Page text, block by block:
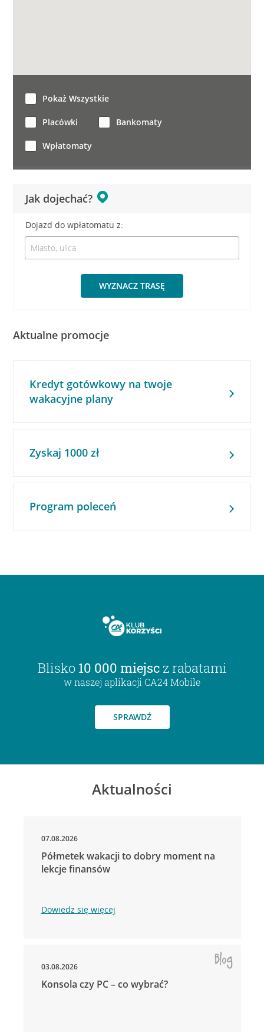
Jak dojechać?
Dojazd do wpłatomatu z:
WYZNACZ TRASĘ
Pokaż Wszystkie
Placówki Bankomaty
Wpłatomaty
Aktualne promocje
Kredyt gotówkowy na twoje
wakacyjne plany
Zyskaj 1000 zł
Program poleceń
Blisko 10 000 miejsc z rabatami
w naszej aplikacji CA24 Mobile
SPRAWDŹ
Aktualności
07.08.2026
Półmetek wakacji to dobry moment na
lekcje finansów
Dowiedz się więcej
03.08.2026
Konsola czy PC – co wybrać?